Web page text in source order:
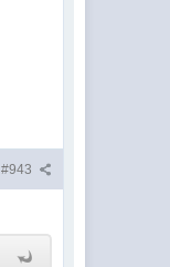
#943